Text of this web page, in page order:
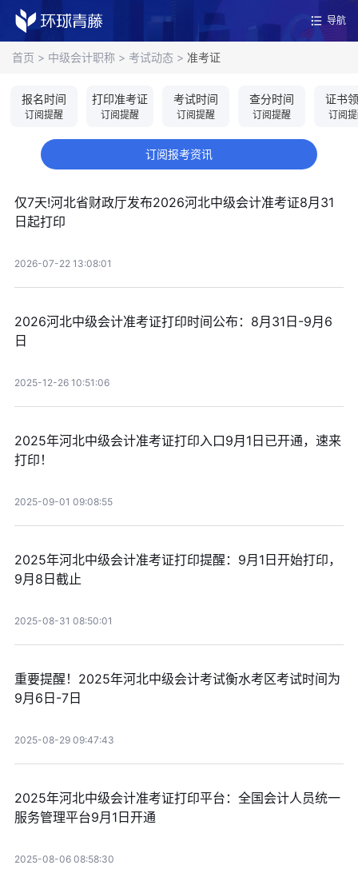
导航
首页 > 中级会计职称 > 考试动态 > 准考证
报名时间
订阅提醒
打印准考证
订阅提醒
考试时间
订阅提醒
查分时间
订阅提醒
证书
订阅
订阅报考资讯
仅7天!河北省财政厅发布2026河北中级会计准考证8月31
日起打印
2026-07-22 13:08:01
2026河北中级会计准考证打印时间公布：8月31日-9月6
日
2025-12-26 10:51:06
2025年河北中级会计准考证打印入口9月1日已开通，速来
打印！
2025-09-01 09:08:55
2025年河北中级会计准考证打印提醒：9月1日开始打印，
9月8日截止
2025-08-31 08:50:01
重要提醒！2025年河北中级会计考试衡水考区考试时间为
9月6日-7日
2025-08-29 09:47:43
2025年河北中级会计准考证打印平台：全国会计人员统一
服务管理平台9月1日开通
2025-08-06 08:58:30